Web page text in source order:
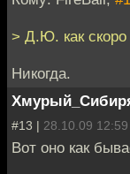
> Д.Ю. как скоро
Никогда.
#13 | 28.10.09 12:59
Вот оно как